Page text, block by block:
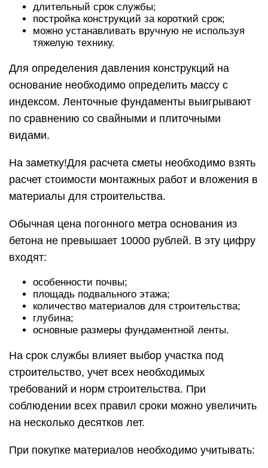
длительный срок службы;
постройка конструкций за короткий срок;
можно устанавливать вручную не используя
тяжелую технику.
Для определения давления конструкций на
основание необходимо определить массу с
индексом. Ленточные фундаменты выигрывают
по сравнению со свайными и плиточными
видами.
На заметку!Для расчета сметы необходимо взять
расчет стоимости монтажных работ и вложения в
материалы для строительства.
Обычная цена погонного метра основания из
бетона не превышает 10000 рублей. В эту цифру
входят:
особенности почвы;
площадь подвального этажа;
количество материалов для строительства;
глубина;
основные размеры фундаментной ленты.
На срок службы влияет выбор участка под
строительство, учет всех необходимых
требований и норм строительства. При
соблюдении всех правил сроки можно увеличить
на несколько десятков лет.
При покупке материалов необходимо учитывать: